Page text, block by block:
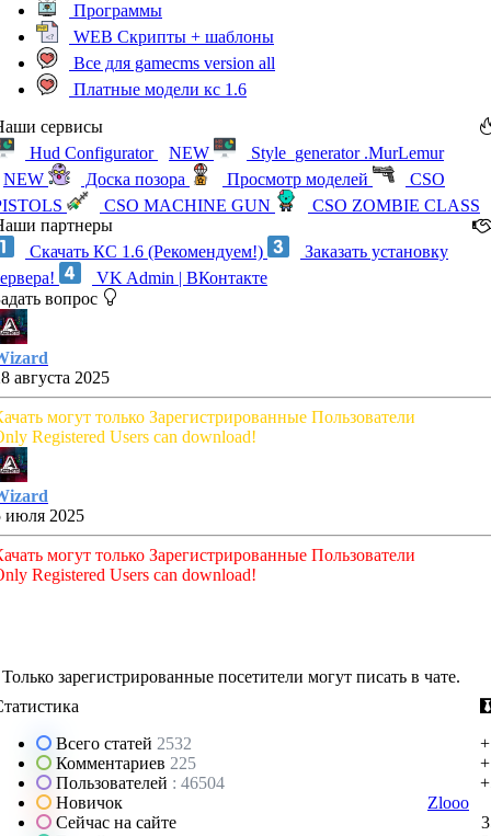
Программы
WEB Скрипты + шаблоны
Все для gamecms version all
Платные модели кс 1.6
сервисы
Hud Configurator
NEW
Style_generator .MurLemur
NEW
Доска позора Просмотр моделей
CSO
CSO MACHINE GUN
CSO ZOMBIE CLASS
партнеры
Скачать КС 1.6 (Рекомендуем!)
Заказать установку
VK Admin | ВКонтакте
вопрос
августа 2025
могут только Зарегистрированные Пользователи
Registered Users can download!
июля 2025
могут только Зарегистрированные Пользователи
Registered Users can download!
Только зарегистрированные посетители могут писать в чате.
Всего статей 2532
Комментариев 225
Пользователей : 46504
Новичок
Zlooo
Сейчас на сайте